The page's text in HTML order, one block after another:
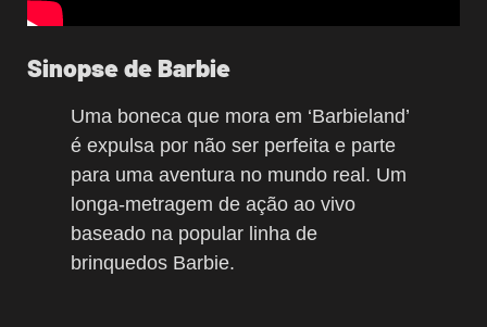
Sinopse de Barbie
Uma boneca que mora em ‘Barbieland’
é expulsa por não ser perfeita e parte
para uma aventura no mundo real. Um
longa-metragem de ação ao vivo
baseado na popular linha de
brinquedos Barbie.